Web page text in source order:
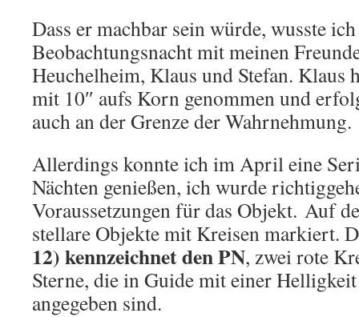
Dass er machbar sein würde, wusste
Beobachtungsnacht mit meinen
Heuchelheim, Klaus und Stefan. Klaus
mit 10″ aufs Korn genommen und
auch an der Grenze der Wahrnehmung.
Allerdings konnte ich im April eine
Nächten genießen, ich wurde
Voraussetzungen für das Objekt. Auf
stellare Objekte mit Kreisen markiert.
12) kennzeichnet den PN, zwei rote
Sterne, die in Guide mit einer
angegeben sind.